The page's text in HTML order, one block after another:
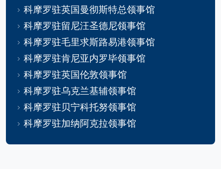
科摩罗驻英国曼彻斯特总领事馆
科摩罗驻留尼汪圣德尼领事馆
科摩罗驻毛里求斯路易港领事馆
科摩罗驻肯尼亚内罗毕领事馆
科摩罗驻英国伦敦领事馆
科摩罗驻乌克兰基辅领事馆
科摩罗驻贝宁科托努领事馆
科摩罗驻加纳阿克拉领事馆